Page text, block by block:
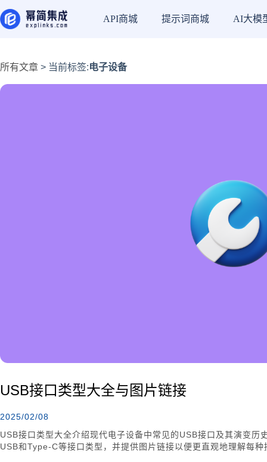
API商城 提示词商城 AI大模
所有文章 > 当前标签:电子设备
USB接口类型大全与图片链接
2025/02/08
USB接口类型大全介绍现代电子设备中常见的USB接口及其演变
USB和Type-C等接口类型，并提供图片链接以便更直观地理解每